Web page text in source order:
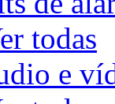
todas
e